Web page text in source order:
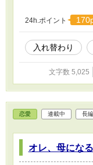
24h.ポイント
入れ替わり
文字数 5,025
恋愛 連載中 長編
オレ、母になる